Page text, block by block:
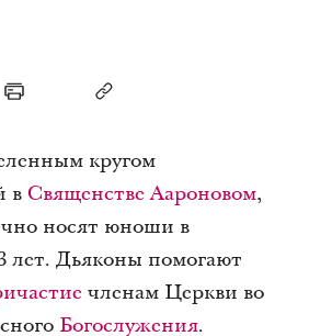
кругом
в Священстве Аароновом,
носят юноши в
лет. Дьяконы помогают
членам Церкви во
Богослужения.